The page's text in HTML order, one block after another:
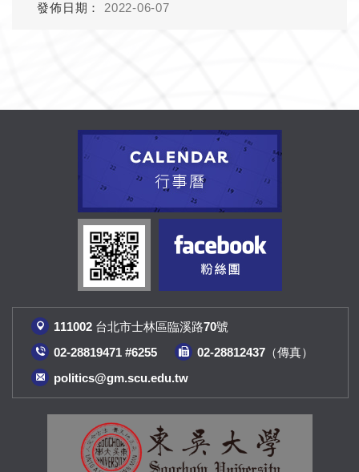
2022-06-07
111002 台北市士林區臨溪路70號
02-28819471 #6255
02-28812437（傳真）
politics@gm.scu.edu.tw